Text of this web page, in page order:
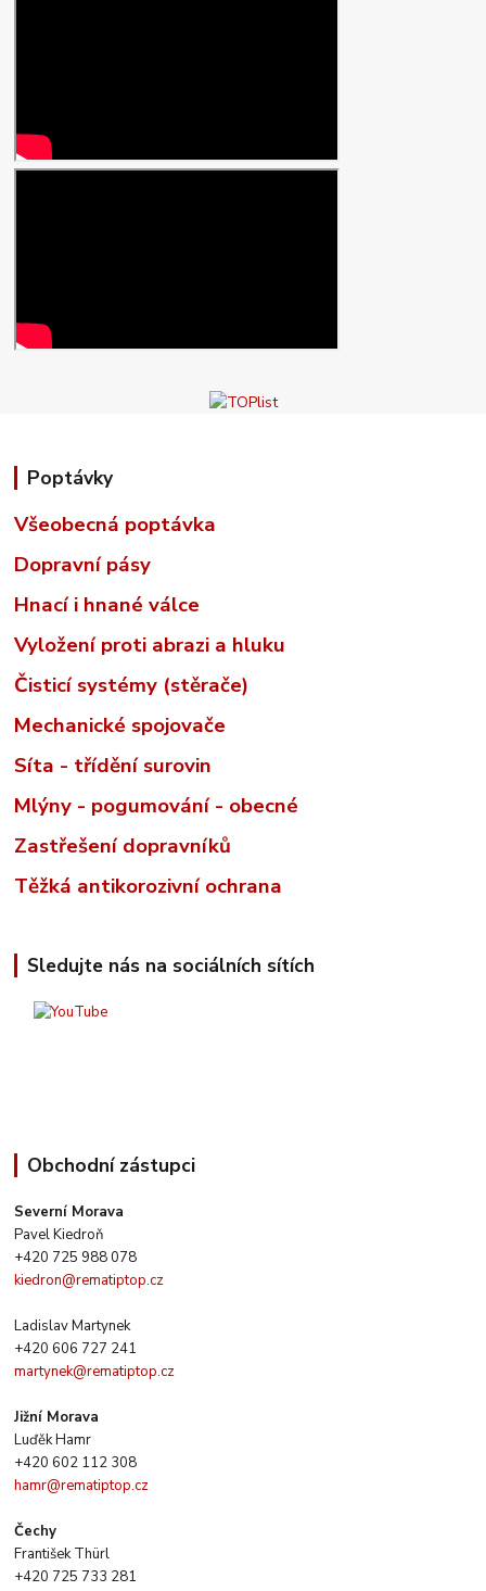
Poptávky
Všeobecná poptávka
Dopravní pásy
Hnací i hnané válce
Vyložení proti abrazi a hluku
Čisticí systémy (stěrače)
Mechanické spojovače
Síta - třídění surovin
Mlýny - pogumování - obecné
Zastřešení dopravníků
Těžká antikorozivní ochrana
Sledujte nás na sociálních sítích
Obchodní zástupci
Severní Morava
Pavel Kiedroň
+420 725 988 078
kiedron@rematiptop.cz
Ladislav Martynek
+420 606 727 241
martynek@rematiptop.cz
Jižní Morava
Luďěk Hamr
+420 602 112 308
hamr@rematiptop.cz
Čechy
František Thürl
+420 725 733 281